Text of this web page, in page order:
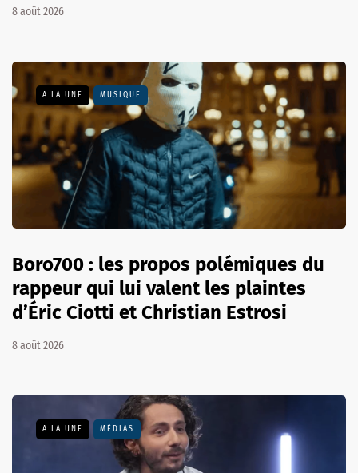
8 août 2026
A LA UNE MUSIQUE
Boro700 : les propos polémiques du
rappeur qui lui valent les plaintes
d’Éric Ciotti et Christian Estrosi
8 août 2026
A LA UNE MÉDIAS